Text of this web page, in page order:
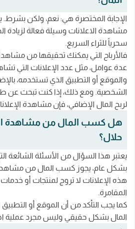
الإجابة المختصرة هي: نعم، ولكن
مشاهدة الاعلانات وسيلة فعالة لزيادة
سحرياً للثراء السريع.
فالأرباح التي يمكنك تحقيقها من
عدة عوامل، مثل عدد الإعلانات التي
والموقع أو التطبيق الذي تستخدمه،
الشخصية. ومع ذلك، إذا كنت تبحث عن
لربح المال الإضافي، فإن مشاهدة
هل كسب المال من مشاهدة
حلال؟
يعتبر هذا السؤال من الأسئلة الشائعة
بشكل عام، يجوز كسب المال من مشاهدة
هذه الإعلانات لا تروج لمنتجات أو
المقامرة.
كما يجب التأكد من أن الموقع أو
المال بشكل حقيقي وليس مجرد عملية